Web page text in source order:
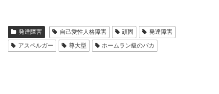
e
c
e
b
ail
発達障害 自己愛性人格障害 頑固
発達障害
アスペルガー
尊大型 ホームラン級のバカ